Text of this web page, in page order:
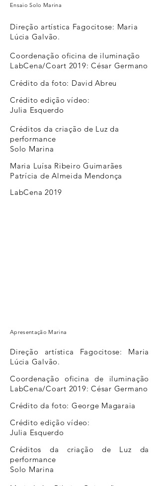
Direção artística Fagocitose: Maria
Lúcia Galvão.
Coordenação oficina de iluminação
LabCena/Coart 2019: César Germano
Crédito da foto: David Abreu
Crédito edição vídeo:
Julia Esquerdo
Créditos da criação de Luz da
performance
Solo Marina
Maria Luísa Ribeiro Guimarães
Patrícia de Almeida Mendonça
LabCena 2019
Ensaio Solo Marina
Direção artística Fagocitose: Maria
Lúcia Galvão.
Coordenação oficina de iluminação
LabCena/Coart 2019: César Germano
Crédito da foto: George Magaraia
Crédito edição vídeo:
Julia Esquerdo
Créditos da criação de Luz da
performance
Solo Marina
Apresentação Marina